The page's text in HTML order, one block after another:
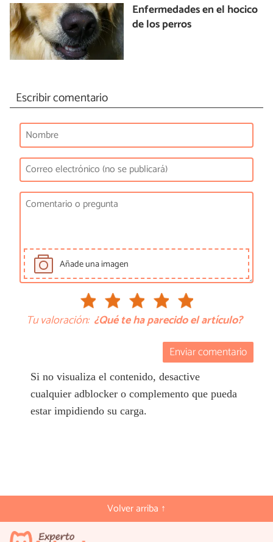
Enfermedades en el hocico
de los perros
Escribir comentario
Añade una imagen
Tu valoración: ¿Qué te ha parecido el artículo?
Enviar comentario
Si no visualiza el contenido, desactive
cualquier adblocker o complemento que pueda
estar impidiendo su carga.
Volver arriba ↑